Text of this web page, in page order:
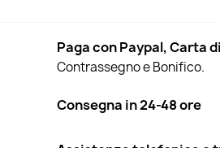
Paga con Paypal, Carta
Contrassegno e Bonifico.
Consegna in 24-48 ore